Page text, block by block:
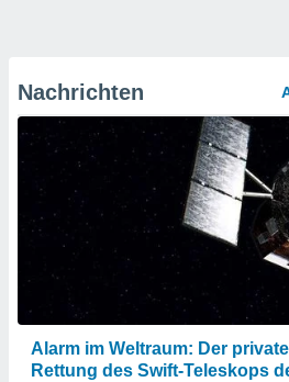
Nachrichten
Alarm im Weltraum: Der
Rettung des Swift-Teleskops